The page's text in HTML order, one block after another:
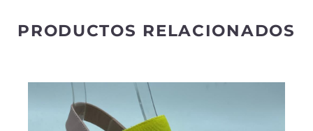
PRODUCTOS RELACIONADOS